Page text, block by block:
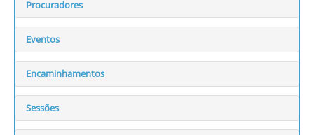
Procuradores
Eventos
Encaminhamentos
Sessões